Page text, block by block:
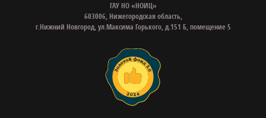
ГАУ НО «НОИЦ»
603006, Нижегородская область,
г.Нижний Новгород, ул.Максима Горького, д.151 Б, помещение 5